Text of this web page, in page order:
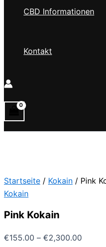
CBD Informationen
Kontakt
Startseite / Kokain / Pink
Kokain
Pink Kokain
€155.00 – €2,300.00